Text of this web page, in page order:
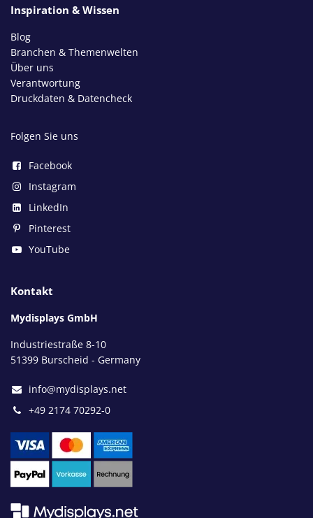
Inspiration & Wissen
Blog
Branchen & Themenwelten
Über uns
Verantwortung
Druckdaten & Datencheck
Folgen Sie uns
Facebook
Instagram
LinkedIn
Pinterest
YouTube
Kontakt
Mydisplays GmbH
Industriestraße 8-10
51399 Burscheid - Germany
info@mydisplays.net
+49 2174 70292-0